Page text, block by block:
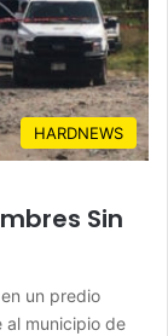
HARDNEWS
Sin
un predio
al municipio de